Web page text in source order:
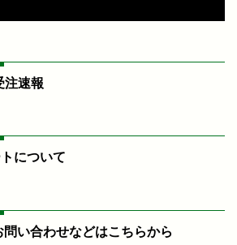
注速報
について
い合わせなどはこちらから